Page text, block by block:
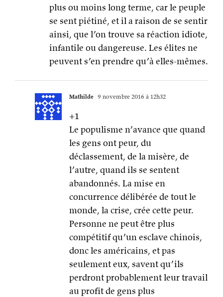
plus ou moins long terme, car le peuple
se sent piétiné, et il a raison de se sentir
ainsi, que l’on trouve sa réaction idiote,
infantile ou dangereuse. Les élites ne
peuvent s’en prendre qu’à elles-mêmes.
Mathilde 9 novembre 2016 à 12h32
+1
Le populisme n’avance que quand
les gens ont peur, du
déclassement, de la misère, de
l’autre, quand ils se sentent
abandonnés. La mise en
concurrence délibérée de tout le
monde, la crise, crée cette peur.
Personne ne peut être plus
compétitif qu’un esclave chinois,
donc les américains, et pas
seulement eux, savent qu’ils
perdront probablement leur travail
au profit de gens plus